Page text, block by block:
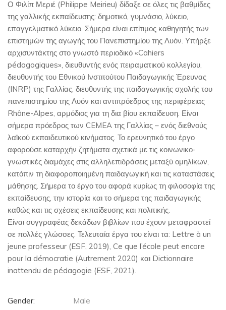
Ο Φιλίπ Μεριέ (Philippe Meirieu) δίδαξε σε όλες τις βαθμίδες
της γαλλικής εκπαίδευσης: δημοτικό, γυμνάσιο, λύκειο,
επαγγελματικό λύκειο. Σήμερα είναι επίτιμος καθηγητής των
επιστημών της αγωγής του Πανεπιστημίου της Λυόν. Υπήρξε
αρχισυντάκτης στο γνωστό περιοδικό «Cahiers
pédagogiques», διευθυντής ενός πειραματικού κολλεγίου,
διευθυντής του Εθνικού Ινστιτούτου Παιδαγωγικής Έρευνας
(INRP) της Γαλλίας, διευθυντής της παιδαγωγικής σχολής του
πανεπιστημίου της Λυόν και αντιπρόεδρος της περιφέρειας
Rhône-Alpes, αρμόδιος για τη δια βίου εκπαίδευση. Είναι
σήμερα πρόεδρος των CEMEA της Γαλλίας – ενός διεθνούς
λαϊκού εκπαιδευτικού κινήματος. Το ερευνητικό του έργο
αφορούσε καταρχήν ζητήματα σχετικά με τις κοινωνικο-
γνωστικές διαμάχες στις αλληλεπιδράσεις μεταξύ ομηλίκων,
κατόπιν τη διαφοροποιημένη παιδαγωγική και τις καταστάσεις
μάθησης. Σήμερα το έργο του αφορά κυρίως τη φιλοσοφία της
εκπαίδευσης, την ιστορία και το σήμερα της παιδαγωγικής
καθώς και τις σχέσεις εκπαίδευσης και πολιτικής.
Είναι συγγραφέας δεκάδων βιβλίων που έχουν μεταφραστεί
σε πολλές γλώσσες. Τελευταία έργα του είναι τα: Lettre à un
jeune professeur (ESF, 2019), Ce que l’école peut encore
pour la démocratie (Autrement 2020) και Dictionnaire
inattendu de pédagogie (ESF, 2021).
Gender:
Male